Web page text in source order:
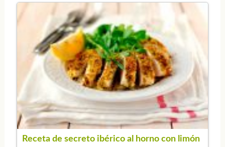
Receta de secreto ibérico al horno con limón